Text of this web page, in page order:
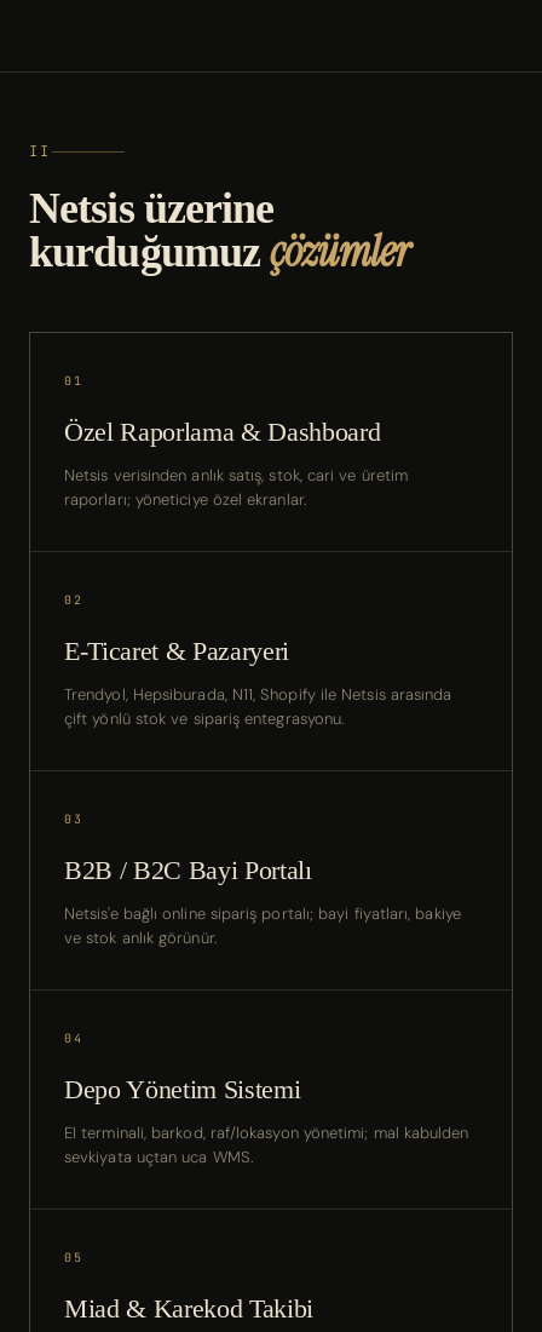
II
Netsis üzerine
kurduğumuzçözümler
01
Özel Raporlama & Dashboard
Netsis verisinden anlık satış, stok, cari ve üretim
raporları; yöneticiye özel ekranlar.
02
E-Ticaret & Pazaryeri
Trendyol, Hepsiburada, N11, Shopify ile Netsis arasında
çift yönlü stok ve sipariş entegrasyonu.
03
B2B / B2C Bayi Portalı
Netsis'e bağlı online sipariş portalı; bayi fiyatları, bakiye
ve stok anlık görünür.
04
Depo Yönetim Sistemi
El terminali, barkod, raf/lokasyon yönetimi; mal kabulden
sevkiyata uçtan uca WMS.
05
Miad & Karekod Takibi